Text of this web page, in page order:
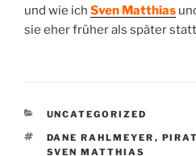
und wie ich Sven Matthias
sie eher früher als später
KATEGORIEN
UNCATEGORIZED
SCHLAGWÖRTER
DANE RAHLMEYER ,
SVEN MATTHIAS